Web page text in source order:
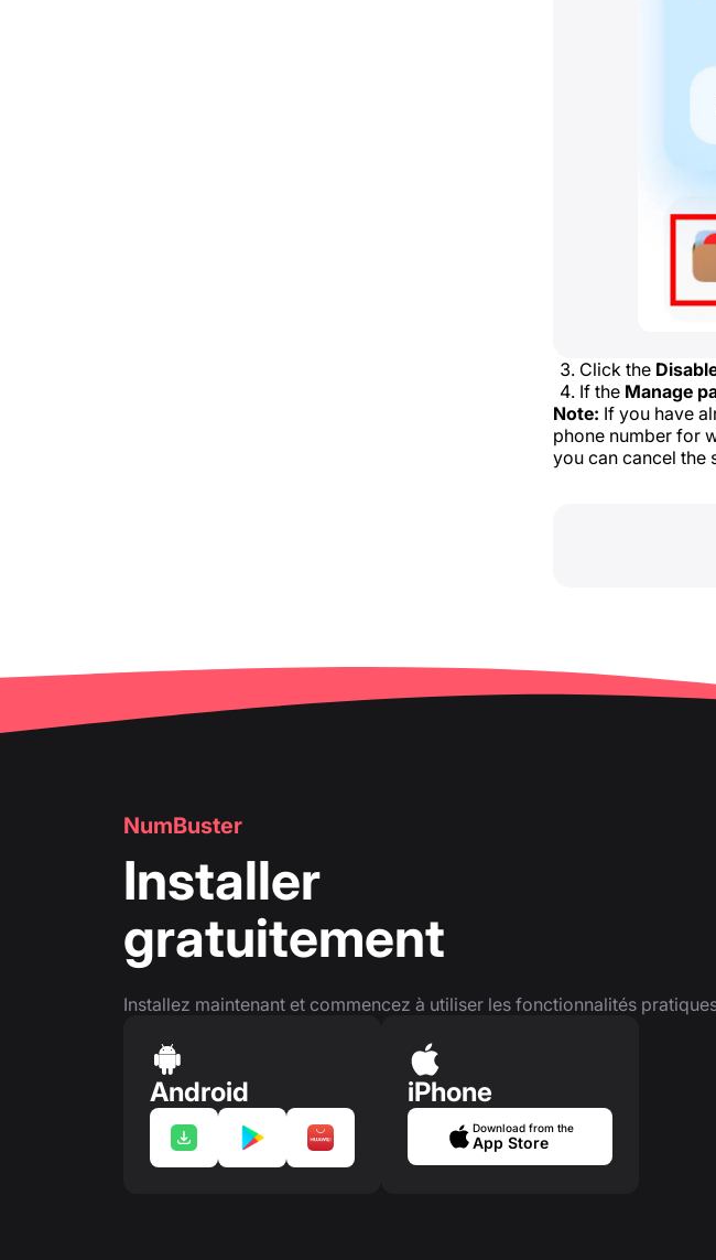
Click the
If the Manage
Note: If you have
phone number for
you can cancel the
NumBuster
Installer
gratuitement
Installez maintenant et commencez à utiliser les fonctionnalités
Android iPhone
Download from the
App Store